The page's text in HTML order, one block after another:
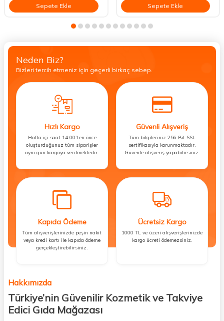
Sepete Ekle Sepete Ekle
Neden Biz?
Bizleri tercih etmeniz için geçerli birkaç sebep.
Hızlı Kargo
Hafta içi saat 14:00’ten önce
oluşturduğunuz tüm siparişler
aynı gün kargoya verilmektedir.
Güvenli Alışveriş
Tüm bilgileriniz 256 Bit SSL
sertifikasıyla korunmaktadır.
Güvenle alışveriş yapabilirsiniz.
Kapıda Ödeme
Tüm alışverişlerinizde peşin nakit
veya kredi kartı ile kapıda ödeme
gerçekleştirebilirsiniz.
Ücretsiz Kargo
1000 TL ve üzeri alışverişlerinizde
kargo ücreti ödemezsiniz.
Hakkımızda
Türkiye’nin Güvenilir Kozmetik ve Takviye
Edici Gıda Mağazası